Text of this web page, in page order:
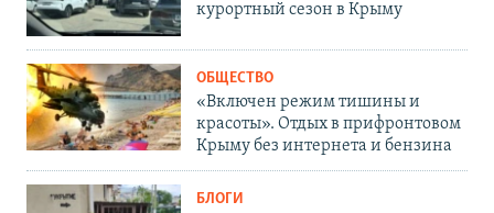
курортный сезон в Крыму
ОБЩЕСТВО
«Включен режим тишины и
красоты». Отдых в прифронтовом
Крыму без интернета и бензина
БЛОГИ